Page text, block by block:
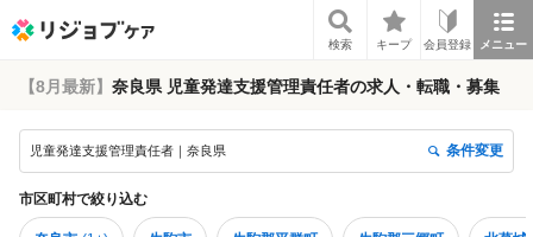
検索 キープ 会員登録 メニュー
【8月最新】 奈良県 児童発達支援管理責任者の求人・転職・募集
児童発達支援管理責任者｜奈良県 条件変更
市区町村で絞り込む